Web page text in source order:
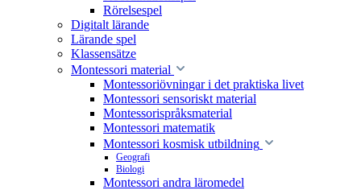
Rörelsespel
Digitalt lärande
Lärande spel
Klassensätze
Montessori material
Montessoriövningar i det praktiska livet
Montessori sensoriskt material
Montessorispråksmaterial
Montessori matematik
Montessori kosmisk utbildning
Geografi
Biologi
Montessori andra läromedel